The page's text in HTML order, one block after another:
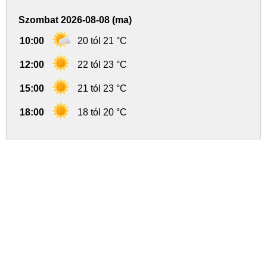
Szombat 2026-08-08 (ma)
10:00 20 tól 21 °C
12:00 22 tól 23 °C
15:00 21 tól 23 °C
18:00 18 tól 20 °C